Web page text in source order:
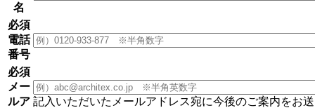
名
必須
電話
番号
必須
メー
ルア 記入いただいたメールアドレス宛に今後のご案内をお